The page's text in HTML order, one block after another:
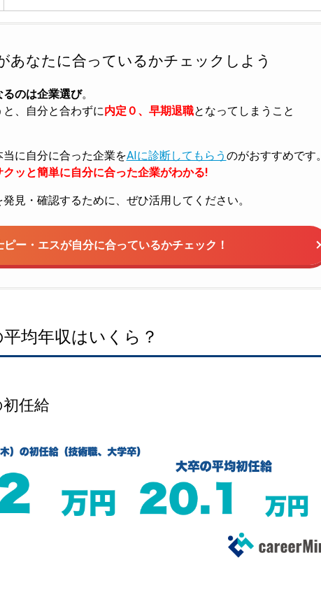
あなたに合っているかチェックしよう
るのは企業選び。
、自分と合わずに内定０、早期退職となってしまうこと
に自分に合った企業をAIに診断してもらう のがおすすめです。
クッと簡単に自分に合った企業がわかる!
見・確認するために、ぜひ活用してください。
ピー・エスが自分に合っているかチェック！
均年収はいくら？
任給